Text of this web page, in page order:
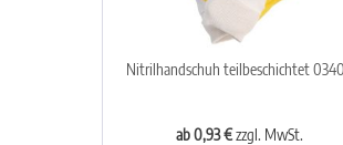
Nitrilhandschuh teilbeschichtet
ab 0,93 €zzgl. MwSt.